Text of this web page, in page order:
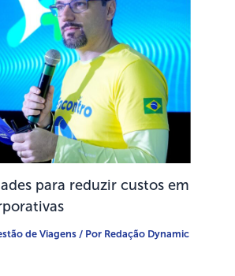
para reduzir custos em
de Viagens / Por Redação Dynamic